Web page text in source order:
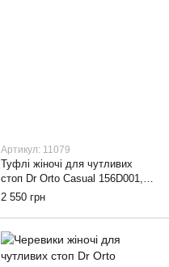
Артикул: 11079
Туфлі жіночі для чутливих
стоп Dr Orto Casual 156D001,
38
2 550 грн